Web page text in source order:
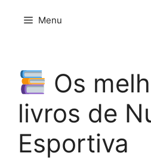
Menu
Os
livros de
Esportiva